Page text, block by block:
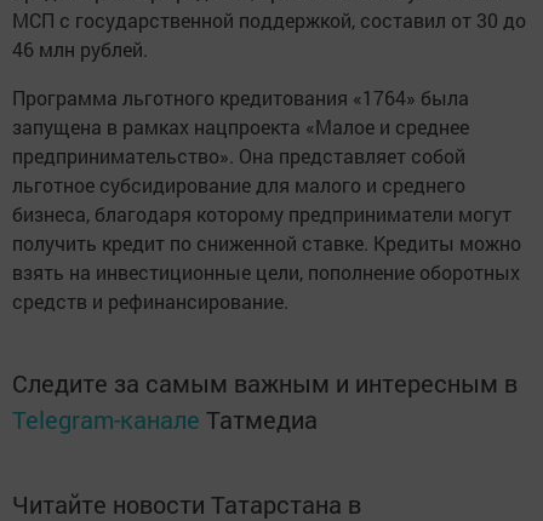
МСП с государственной поддержкой, составил от 30 до
46 млн рублей.
Программа льготного кредитования «1764» была
запущена в рамках нацпроекта «Малое и среднее
предпринимательство». Она представляет собой
льготное субсидирование для малого и среднего
бизнеса, благодаря которому предприниматели могут
получить кредит по сниженной ставке. Кредиты можно
взять на инвестиционные цели, пополнение оборотных
средств и рефинансирование.
Следите за самым важным и интересным в
Telegram-канале Татмедиа
Читайте новости Татарстана в